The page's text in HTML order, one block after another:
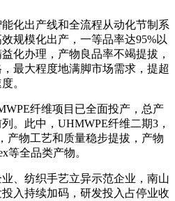
出产线和全流程从动化节制系
规模化出产，一等品率达95%以
化办理，产物良品率不竭提拔，
最大程度地满脚市场需求，提超
。
纤维项目已全面投产，总产
。此中，UHMWPE纤维二期3，
产物工艺和质量稳步提拔，产物
等全品类产物。
纺织手艺立异示范企业，南山
入持续加码，研发投入占停业收